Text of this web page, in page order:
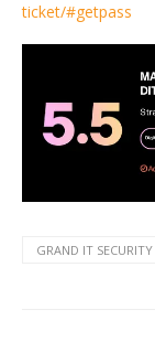
ticket/#getpass
GRAND IT